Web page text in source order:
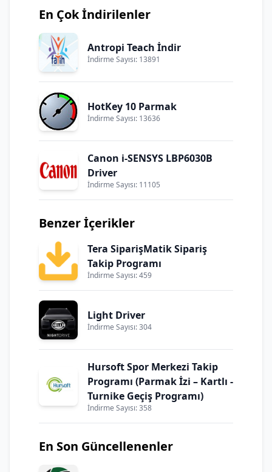
En Çok İndirilenler
Antropi Teach İndir
İndirme Sayısı: 13891
HotKey 10 Parmak
İndirme Sayısı: 13636
Canon i-SENSYS LBP6030B
Driver
İndirme Sayısı: 11105
Benzer İçerikler
Tera SiparişMatik Sipariş
Takip Programı
İndirme Sayısı: 459
Light Driver
İndirme Sayısı: 304
Hursoft Spor Merkezi Takip
Programı (Parmak İzi – Kartlı -
Turnike Geçiş Programı)
İndirme Sayısı: 358
En Son Güncellenenler